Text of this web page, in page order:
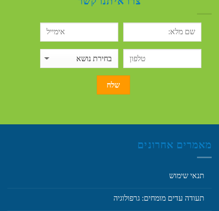
מאמרים אחרונים
תנאי שימוש
תעודה עדים מומחים: גרפולוגיה